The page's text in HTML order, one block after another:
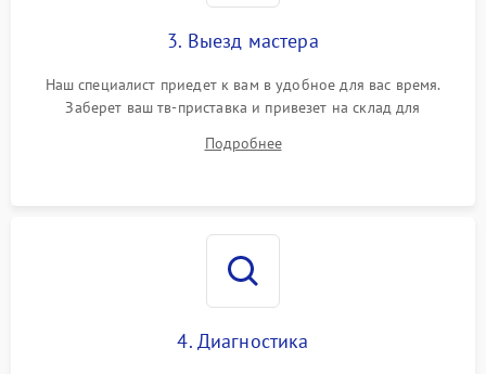
3. Выезд мастера
Наш специалист приедет к вам в удобное для вас время.
Заберет ваш тв-приставка и привезет на склад для
Подробнее
4. Диагностика